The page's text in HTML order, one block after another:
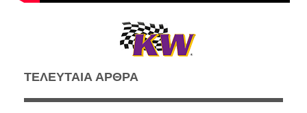
ΤΕΛΕΥΤΑΙΑ ΑΡΘΡΑ